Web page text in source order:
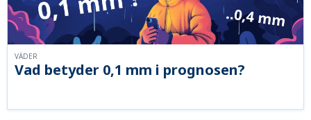
Vad betyder 0,1 mm i prognosen?
VÄDER